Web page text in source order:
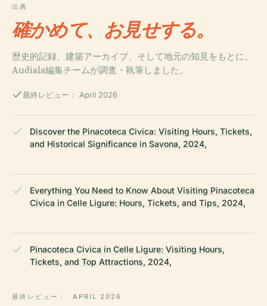
出典
確かめて、お見せする。
歴史的記録、建築アーカイブ、そして地元の知見をもとに、
Audiala編集チームが調査・執筆しました。
最終レビュー： April 2026
Discover the Pinacoteca Civica: Visiting Hours, Tickets,
and Historical Significance in Savona, 2024,
Everything You Need to Know About Visiting Pinacoteca
Civica in Celle Ligure: Hours, Tickets, and Tips, 2024,
Pinacoteca Civica in Celle Ligure: Visiting Hours,
Tickets, and Top Attractions, 2024,
最終レビュー： APRIL 2026